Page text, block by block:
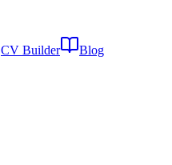
CV Builder Blog